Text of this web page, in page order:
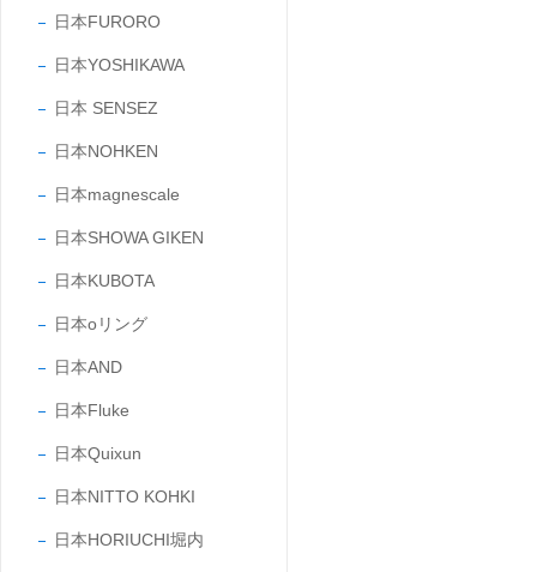
日本FURORO
日本YOSHIKAWA
日本 SENSEZ
日本NOHKEN
日本magnescale
日本SHOWA GIKEN
日本KUBOTA
日本oリング
日本AND
日本Fluke
日本Quixun
日本NITTO KOHKI
日本HORIUCHI堀内